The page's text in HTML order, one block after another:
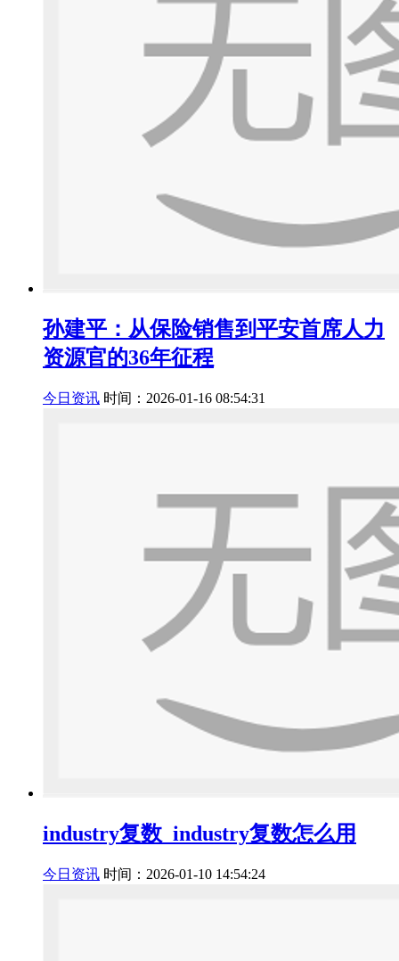
孙建平：从保险销售到平安首席人力
资源官的36年征程
今日资讯 时间：2026-01-16 08:54:31
industry复数_industry复数怎么用
今日资讯 时间：2026-01-10 14:54:24